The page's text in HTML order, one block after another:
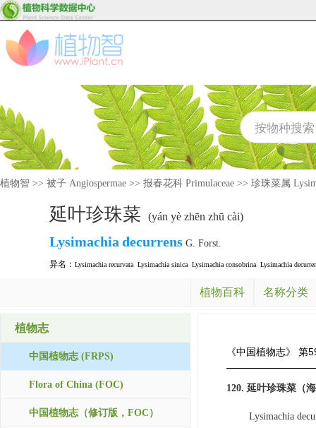
植物智 >> 被子 Angiospermae >> 报春花科 Primulaceae >> 珍珠菜属
延叶珍珠菜 (yán yè zhēn zhū cài)
Lysimachia decurrens G. Forst.
异名： Lysimachia recurvata Lysimachia sinica Lysimachia consobrina Lysimachia
植物百科 名称分类
植物志
中国植物志 (FRPS)
Flora of China (FOC)
中国植物志（修订版，FOC）
《中国植物志》 第
120. 延叶珍珠菜（
Lysimachia